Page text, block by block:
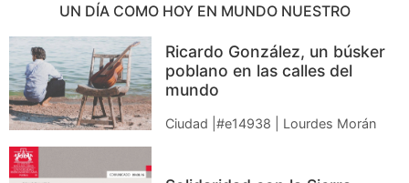
UN DÍA COMO HOY EN MUNDO NUESTRO
Ricardo González, un búsker
poblano en las calles del
mundo
Ciudad |#e14938 | Lourdes Morán